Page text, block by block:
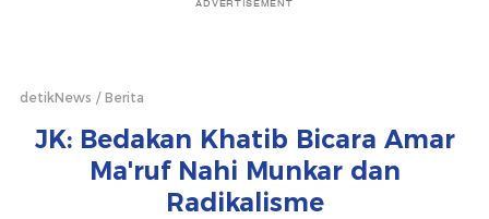
ADVERTISEMENT
detikNews Berita
JK: Bedakan Khatib Bicara Amar
Ma'ruf Nahi Munkar dan
Radikalisme